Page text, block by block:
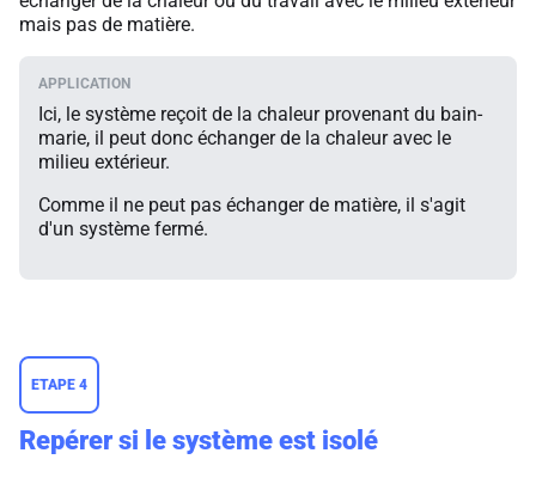
mais pas de matière.
Ici, le système reçoit de la chaleur provenant du bain-
marie, il peut donc échanger de la chaleur avec le
milieu extérieur.
Comme il ne peut pas échanger de matière, il s'agit
d'un système fermé.
ETAPE 4
Repérer si le système est isolé